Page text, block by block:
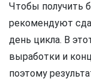
Чтобы получить
рекомендуют
день цикла. В
выработки и
поэтому